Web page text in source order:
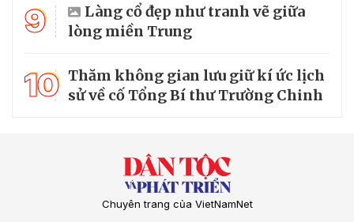
9
Làng cổ đẹp như tranh vẽ giữa
lòng miền Trung
10 Thăm không gian lưu giữ kí ức lịch
sử về cố Tổng Bí thư Trường Chinh
Chuyên trang của VietNamNet